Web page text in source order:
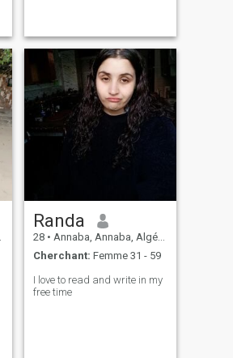
Randa
28 • Annaba, Annaba, Algérie
Cherchant: Femme 31 - 59
I love to read and write in my
free time